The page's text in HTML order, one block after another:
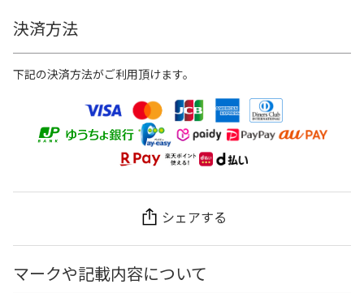
決済方法
下記の決済方法がご利用頂けます。
シェアする
マークや記載内容について